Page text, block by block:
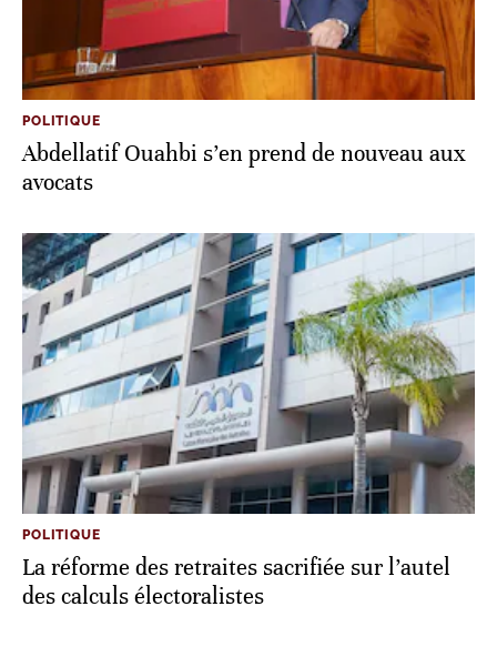
POLITIQUE
Abdellatif Ouahbi s’en prend de nouveau aux
avocats
POLITIQUE
La réforme des retraites sacrifiée sur l’autel
des calculs électoralistes